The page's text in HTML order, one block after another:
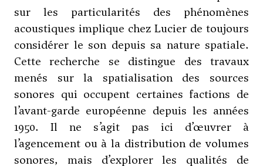
sur les particularités des phénomènes
acoustiques implique chez Lucier de toujours
considérer le son depuis sa nature spatiale.
Cette recherche se distingue des travaux
menés sur la spatialisation des sources
sonores qui occupent certaines factions de
l’avant-garde européenne depuis les années
1950. Il ne s’agit pas ici d’œuvrer à
l’agencement ou à la distribution de volumes
sonores, mais d’explorer les qualités de